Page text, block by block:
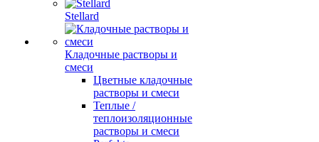
Stellard
Кладочные растворы и
смеси
Цветные кладочные
растворы и смеси
Теплые /
теплоизоляционные
растворы и смеси